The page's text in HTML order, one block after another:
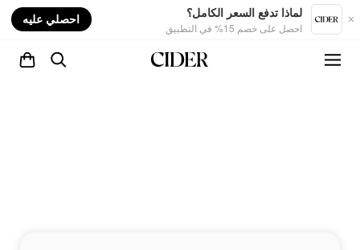
لماذا تدفع السعر الكامل؟
احصل على خصم 15% في التطبيق
احصلي عليه